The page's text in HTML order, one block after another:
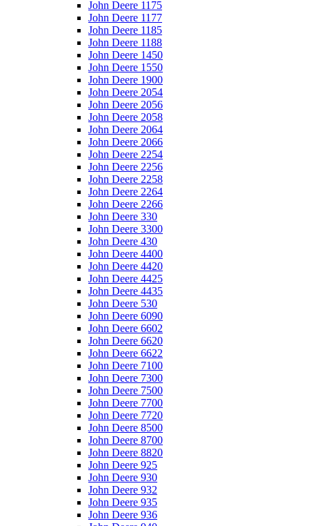
John Deere 1175
John Deere 1177
John Deere 1185
John Deere 1188
John Deere 1450
John Deere 1550
John Deere 1900
John Deere 2054
John Deere 2056
John Deere 2058
John Deere 2064
John Deere 2066
John Deere 2254
John Deere 2256
John Deere 2258
John Deere 2264
John Deere 2266
John Deere 330
John Deere 3300
John Deere 430
John Deere 4400
John Deere 4420
John Deere 4425
John Deere 4435
John Deere 530
John Deere 6090
John Deere 6602
John Deere 6620
John Deere 6622
John Deere 7100
John Deere 7300
John Deere 7500
John Deere 7700
John Deere 7720
John Deere 8500
John Deere 8700
John Deere 8820
John Deere 925
John Deere 930
John Deere 932
John Deere 935
John Deere 936